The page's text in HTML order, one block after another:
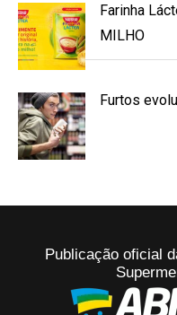
Farinha
MILHO
Furtos
Publicação oficial